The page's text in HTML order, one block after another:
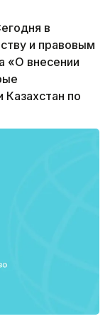
в
и правовым
«О внесении
Казахстан по